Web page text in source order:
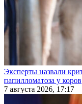
Эксперты назвали
папилломатоза у коров
7 августа 2026, 17:17